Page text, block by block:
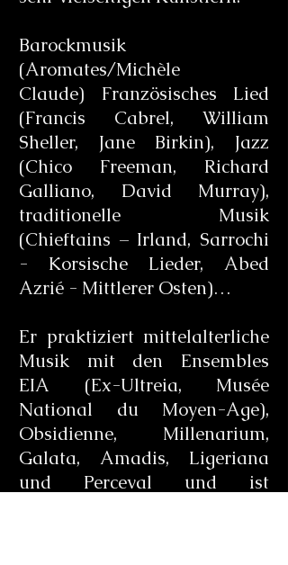
Barockmusik
(Aromates/Michèle
Claude) Französisches Lied
(Francis Cabrel, William
Sheller, Jane Birkin), Jazz
(Chico Freeman, Richard
Galliano, David Murray),
traditionelle Musik
(Chieftains – Irland, Sarrochi
- Korsische Lieder, Abed
Azrié - Mittlerer Osten)…
Er praktiziert mittelalterliche
Musik mit den Ensembles
EIA (Ex-Ultreia, Musée
National du Moyen-Age),
Obsidienne, Millenarium,
Galata, Amadis, Ligeriana
und Perceval und ist